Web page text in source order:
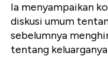
Ia menyampaikan
diskusi umum
sebelumnya
tentang